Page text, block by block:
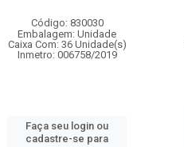
Código: 830030
Embalagem: Unidade
Caixa Com: 36 Unidade(s)
Inmetro: 006758/2019
Faça seu login ou
cadastre-se para